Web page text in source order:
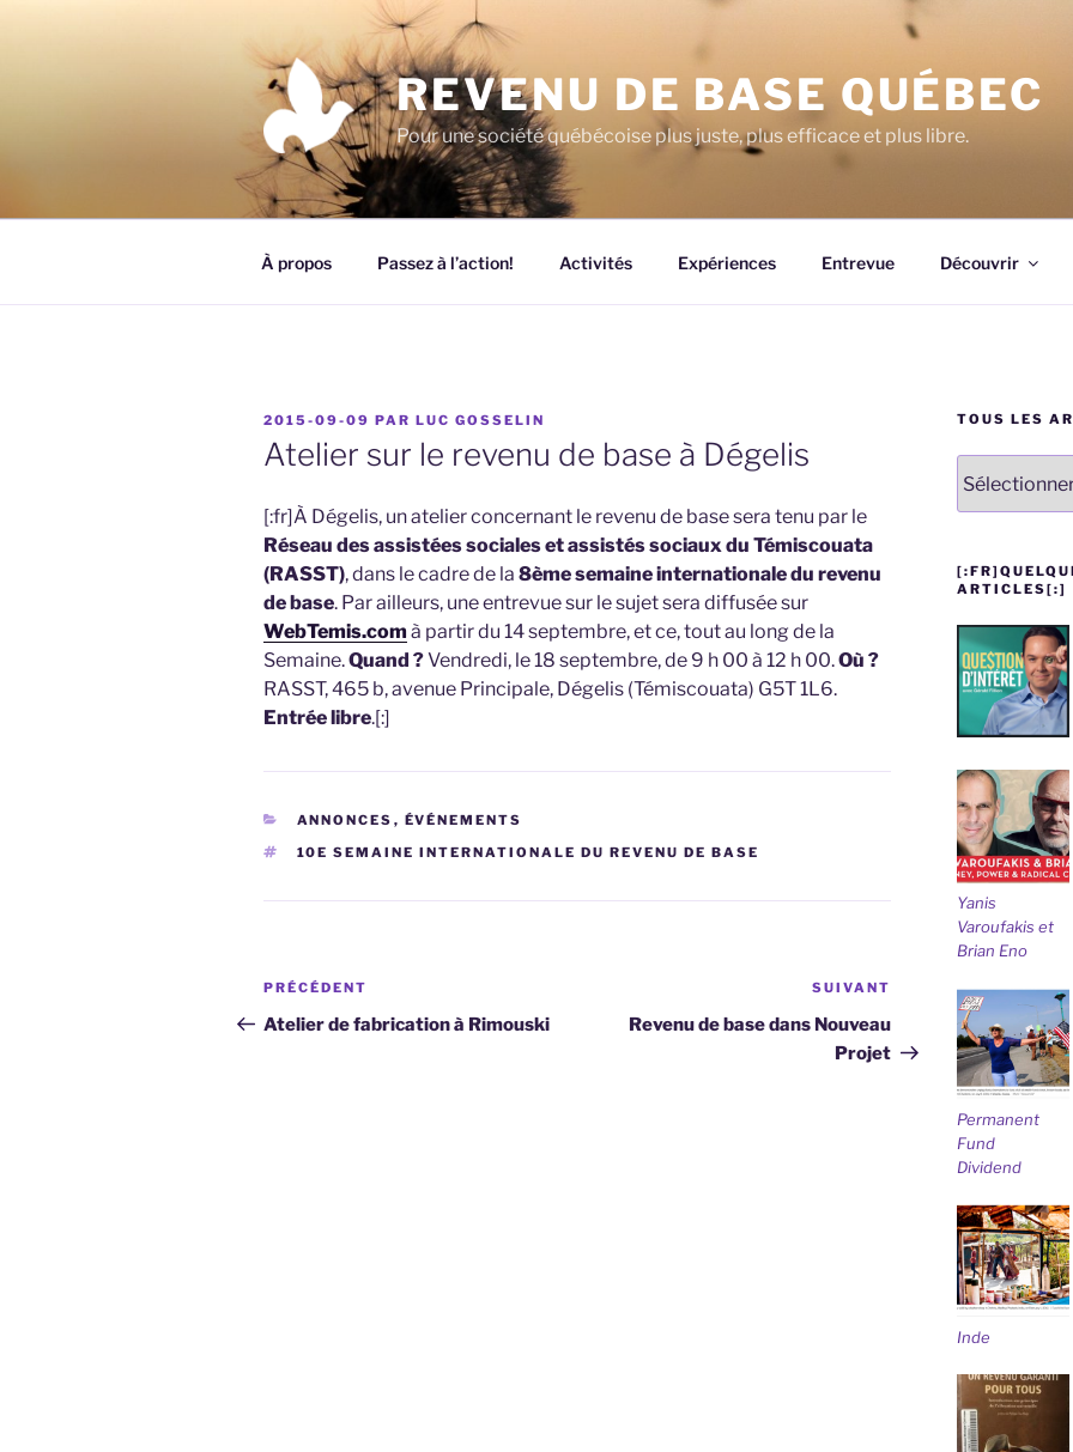
REVENU DE BASE QUÉBEC
Pour une société québécoise plus juste, plus efficace et plus libre.
À propos Passez à l’action! Activités Expériences Entrevue Découvrir
PUBLIÉ
LE
2015-09-09 PAR LUC GOSSELIN
Atelier sur le revenu de base à Dégelis
[:fr]À Dégelis, un atelier concernant le revenu de base sera tenu par le
Réseau des assistées sociales et assistés sociaux du Témiscouata
(RASST), dans le cadre de la 8ème semaine internationale du revenu
de base. Par ailleurs, une entrevue sur le sujet sera diffusée sur
WebTemis.com à partir du 14 septembre, et ce, tout au long de la
Semaine.Quand ?Vendredi, le 18 septembre, de 9 h 00 à 12 h 00.Où ?
RASST, 465 b, avenue Principale, Dégelis (Témiscouata) G5T 1L6.
Entrée libre.[:]
CATÉGORIES
ANNONCES , ÉVÉNEMENTS
ÉTIQUETTES
10E SEMAINE INTERNATIONALE DU REVENU DE BASE
Navigation
de
Article
précédent
PRÉCÉDENT
Atelier de fabrication à Rimouski
suivant
SUIVANT
Revenu de base dans Nouveau
Projet
TOUS LES
les
articles
ARTICLES[:]
Yanis
Varoufakis et
Brian Eno
Permanent
Fund
Dividend
Inde